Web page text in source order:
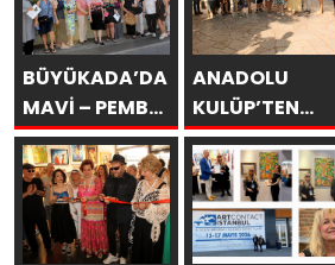
BÜYÜKADA’DA
MAVİ – PEMBE
DÜŞLER
ANADOLU
KULÜP’TEN
ESİNTİLER